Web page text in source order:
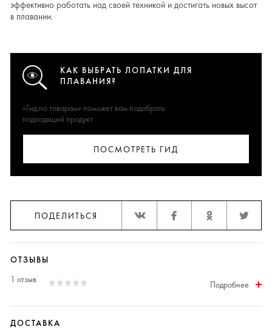
эффективно работать над своей техникой и достигать новых высот
в плавании.
КАК ВЫБРАТЬ ЛОПАТКИ ДЛЯ
ПЛАВАНИЯ?
«Гид по товарам» поможет вам подобрать
подходящий продукт
ПОСМОТРЕТЬ ГИД
ПОДЕЛИТЬСЯ
ОТЗЫВЫ
1 отзыв
Подробнее
ДОСТАВКА